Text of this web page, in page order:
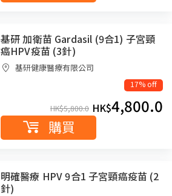
基研 加衛苗 Gardasil (9合1) 子宮頸
癌HPV疫苗 (3針)
基研健康醫療有限公司
17% off
HK$5,800.0 HK$4,800.0
購買
明確醫療 HPV 9合1 子宮頸癌疫苗 (2
針)